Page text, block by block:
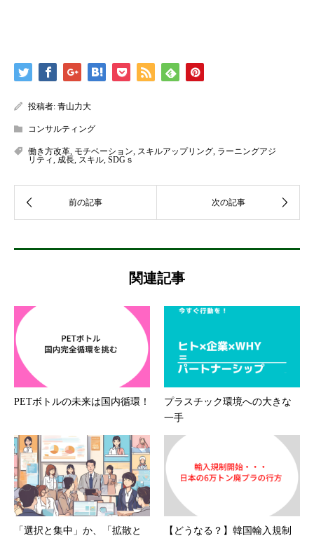
投稿者: 青山力大
コンサルティング
働き方改革 モチベーション スキルアップリング ラーニングアジ
リティ
成長 スキル SDGｓ
関連記事
PETボトルの未来は国内循環！
プラスチック環境への大きな
一手
「選択と集中」か、「拡散と
【どうなる？】韓国輸入規制